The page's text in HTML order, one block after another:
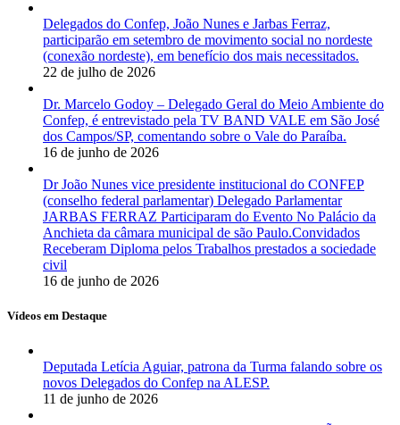
Delegados do Confep, João Nunes e Jarbas Ferraz,
participarão em setembro de movimento social no nordeste
(conexão nordeste), em benefício dos mais necessitados.
22 de julho de 2026
Dr. Marcelo Godoy – Delegado Geral do Meio Ambiente do
Confep, é entrevistado pela TV BAND VALE em São José
dos Campos/SP, comentando sobre o Vale do Paraíba.
16 de junho de 2026
Dr João Nunes vice presidente institucional do CONFEP
(conselho federal parlamentar) Delegado Parlamentar
JARBAS FERRAZ Participaram do Evento No Palácio da
Anchieta da câmara municipal de são Paulo.Convidados
Receberam Diploma pelos Trabalhos prestados a sociedade
civil
16 de junho de 2026
Vídeos em Destaque
Deputada Letícia Aguiar, patrona da Turma falando sobre os
novos Delegados do Confep na ALESP.
11 de junho de 2026